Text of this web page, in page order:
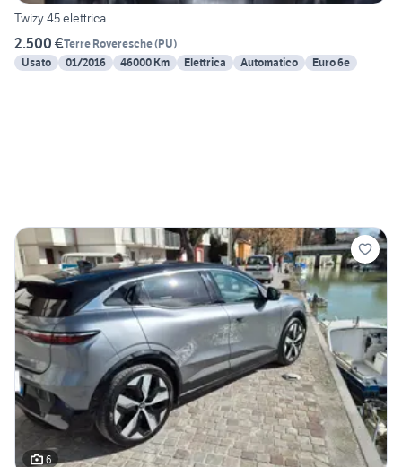
Twizy 45 elettrica
2.500 €Terre Roveresche(PU)
Usato
01/2016 46000 Km Elettrica Automatico Euro 6e
6